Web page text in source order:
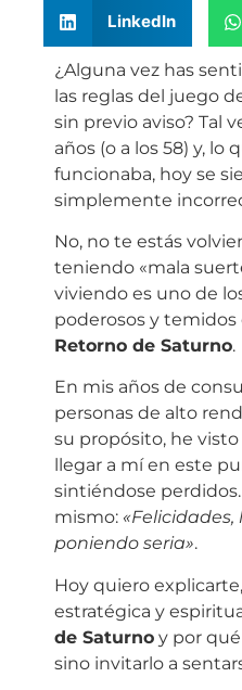
LinkedIn
¿Alguna vez has
las reglas del juego
sin previo aviso? Tal
años (o a los 58) y, lo
funcionaba, hoy se
simplemente
No, no te estás
teniendo «mala
viviendo es uno de
poderosos y temidos
Retorno de Saturno.
En mis años de
personas de alto
su propósito, he
llegar a mí en este
sintiéndose
mismo:
poniendo seria».
Hoy quiero
estratégica y
de Saturno y por
sino invitarlo a